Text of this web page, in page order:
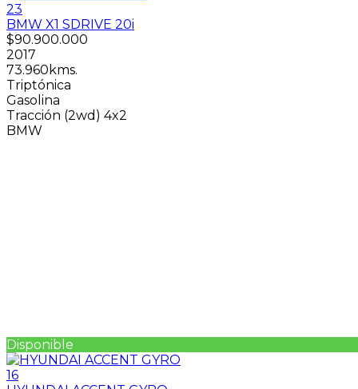
23
BMW X1 SDRIVE 20i
$90.900.000
2017
73.960kms.
Triptónica
Gasolina
Tracción (2wd) 4x2
BMW
Disponible
16